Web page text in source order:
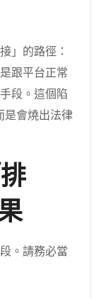
」的路徑：
跟平台正常
段。這個陷
是會燒出法律
。請務必當